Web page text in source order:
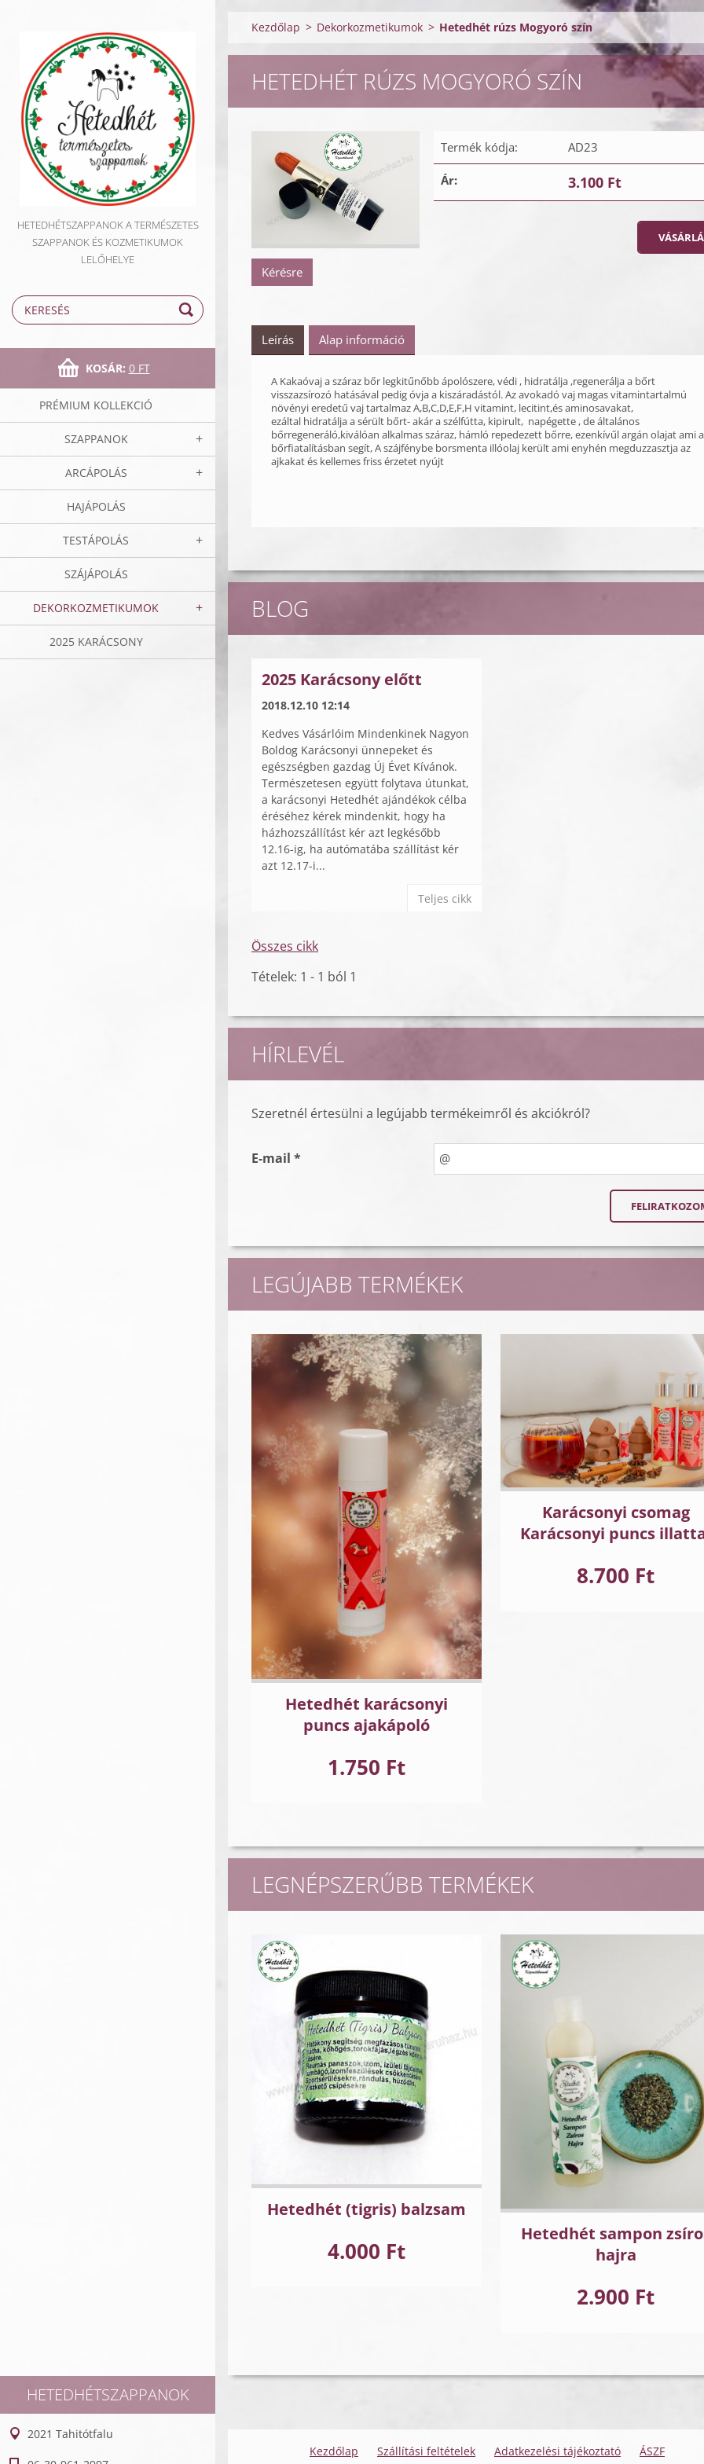
HETEDHÉTSZAPPANOK A TERMÉSZETES
SZAPPANOK ÉS KOZMETIKUMOK
LELŐHELYE
KOSÁR: 0 FT
PRÉMIUM KOLLEKCIÓ
SZAPPANOK
ARCÁPOLÁS
HAJÁPOLÁS
TESTÁPOLÁS
SZÁJÁPOLÁS
DEKORKOZMETIKUMOK
2025 KARÁCSONY
HETEDHÉTSZAPPANOK
2021 Tahitótfalu
Kezdőlap > Dekorkozmetikumok > Hetedhét rúzs Mogyoró szín
HETEDHÉT RÚZS MOGYORÓ SZÍN
Kérésre
Termék kódja: AD23
Ár: 3.100 Ft
Leírás Alap információ
A Kakaóvaj a száraz bőr legkitűnőbb ápolószere, védi , hidratálja ,regenerálja a bőrt
visszazsírozó hatásával pedig óvja a kiszáradástól. Az avokadó vaj magas vitamintartalmú
növényi eredetű vaj tartalmaz A,B,C,D,E,F,H vitamint, lecitint,és aminosavakat,
ezáltal hidratálja a sérült bőrt- akár a szélfútta, kipirult, napégette , de általános
bőrregeneráló,kiválóan alkalmas száraz, hámló repedezett bőrre, ezenkívűl argán olajat ami a
bőrfiatalításban segít, A szájfénybe borsmenta illóolaj került ami enyhén megduzzasztja az
ajkakat és kellemes friss érzetet nyújt
BLOG
2025 Karácsony előtt
2018.12.10 12:14
Kedves Vásárlóim Mindenkinek Nagyon
Boldog Karácsonyi ünnepeket és
egészségben gazdag Új Évet Kívánok.
Természetesen együtt folytava útunkat,
a karácsonyi Hetedhét ajándékok célba
éréséhez kérek mindenkit, hogy ha
házhozszállítást kér azt legkésőbb
12.16-ig, ha autómatába szállítást kér
azt 12.17-i...
Teljes cikk
Összes cikk
Tételek: 1 - 1 ból 1
HÍRLEVÉL
Szeretnél értesülni a legújabb termékeimről és akciókról?
E-mail *
LEGÚJABB TERMÉKEK
Hetedhét karácsonyi
puncs ajakápoló
1.750 Ft
Karácsonyi csomag
Karácsonyi puncs
8.700 Ft
LEGNÉPSZERŰBB TERMÉKEK
Hetedhét (tigris) balzsam
4.000 Ft
Hetedhét sampon
hajra
2.900 Ft
Kezdőlap Szállítási feltételek Adatkezelési tájékoztató ÁSZF